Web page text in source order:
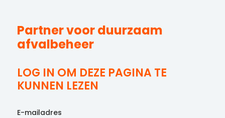
Partner voor duurzaam
afvalbeheer
LOG IN OM DEZE PAGINA TE
KUNNEN LEZEN
E-mailadres